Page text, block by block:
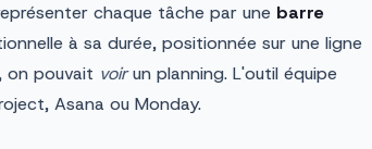
chaque tâche par une barre
à sa durée, positionnée sur une ligne
on pouvait voirun planning. L'outil équipe
Asana ou Monday.